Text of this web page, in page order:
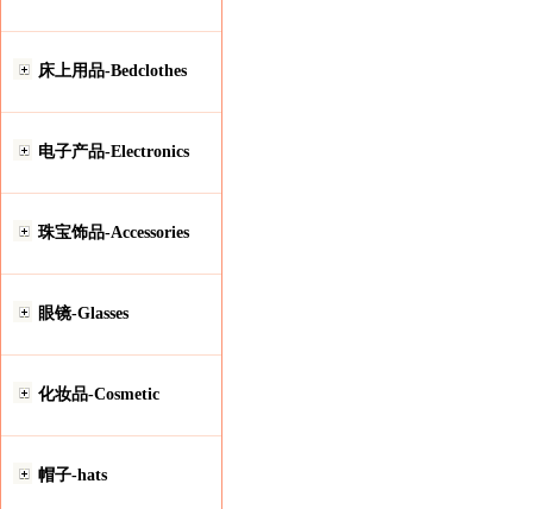
床上用品-Bedclothes
电子产品-Electronics
珠宝饰品-Accessories
眼镜-Glasses
化妆品-Cosmetic
帽子-hats